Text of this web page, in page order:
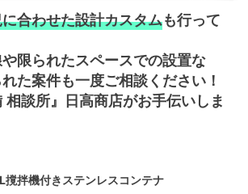
合わせた設計カスタムも行って
限られたスペースでの設置な
た案件も一度ご相談ください！
相談所』日高商店がお手伝いしま
拌機付きステンレスコンテナ